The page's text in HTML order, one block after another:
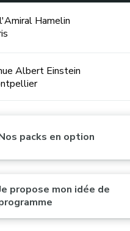
survole le cimetière :
:
à la découverte des
le Bosphore :
visite de la gare de Sirkeci
Orient Express :
Hamelin
Albert Einstein
packs en option
propose mon idée de